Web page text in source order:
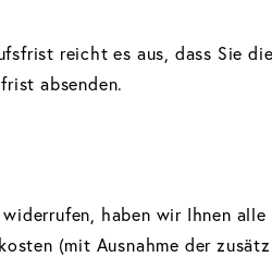
reicht es aus, dass Sie
absenden.
haben wir Ihnen
(mit Ausnahme der